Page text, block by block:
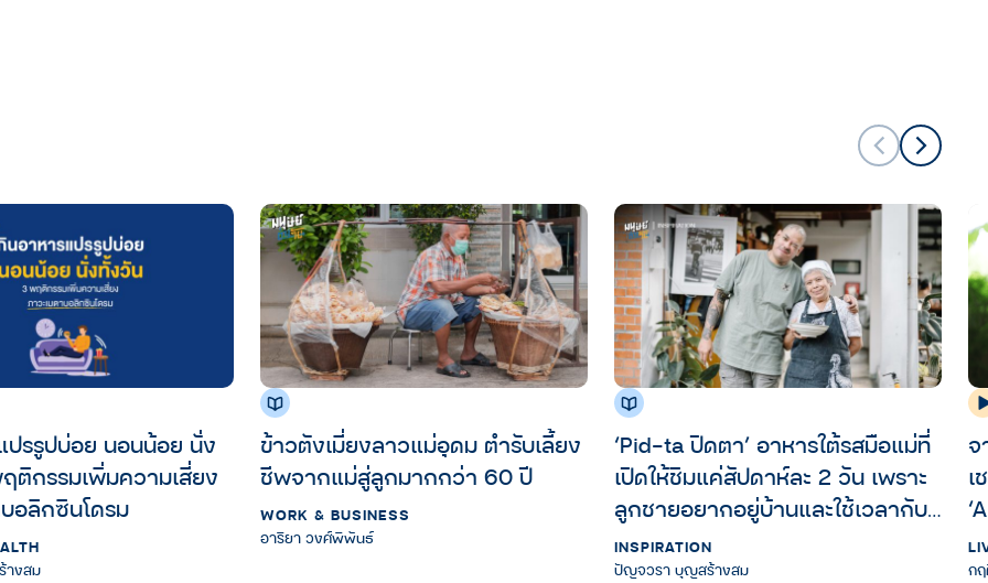
ปรรูปบ่อย นอนน้อย นั่ง
ติกรรมเพิ่มความเสี่ยง
อลิกซินโดรม
งสม
ข้าวตังเมี่ยงลาวแม่อุดม ตำรับเลี้ยง
ชีพจากแม่สู่ลูกมากกว่า 60 ปี
WORK & BUSINESS
อาริยา วงศ์พิพันธ์
‘Pid-ta ปิดตา’ อาหารใต้รสมือแม่ที่
เปิดให้ชิมแค่สัปดาห์ละ 2 วัน เพราะ
ลูกชายอยากอยู่บ้านและใช้เวลากับ
แม่
INSPIRATION
ปัญจวรา บุญสร้างสม
จ
เ
ก